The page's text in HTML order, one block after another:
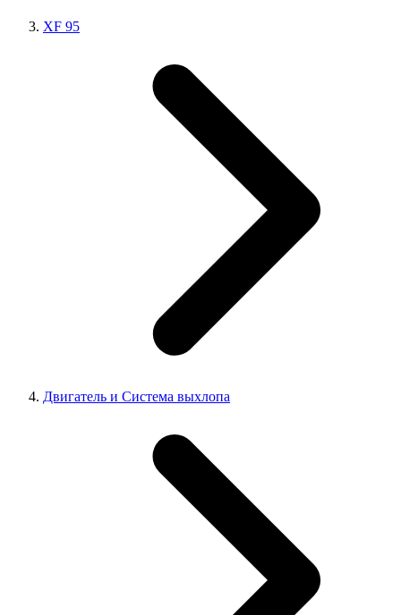
XF 95
Двигатель и Система выхлопа